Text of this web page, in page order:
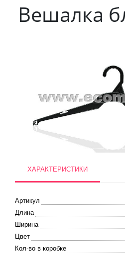
Вешалка
ХАРАКТЕРИСТИКИ
Артикул
Длина
Ширина
Цвет
Кол-во в коробке